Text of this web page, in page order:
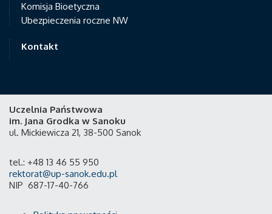
Komisja Bioetyczna
Ubezpieczenia roczne NW
Kontakt
Uczelnia Państwowa
im. Jana Grodka w Sanoku
ul. Mickiewicza 21, 38-500 Sanok
tel.: +48 13 46 55 950
rektorat@up-sanok.edu.pl
NIP 687-17-40-766